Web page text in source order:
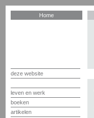
Home
deze website
leven en werk
boeken
artikelen